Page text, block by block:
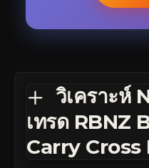
วิเคราะห์
เทรด RBNZ
Carry